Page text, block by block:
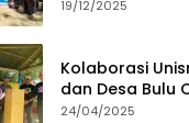
ke Kajang
19/12/2025
Kolaborasi
dan Desa Bulu
Sentra Garam
24/04/2025